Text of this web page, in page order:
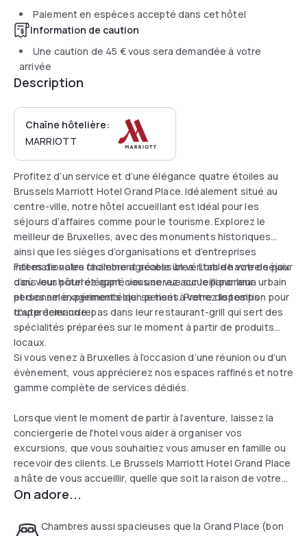
Paiement en espèces accepté dans cet hôtel
Information de caution
Une caution de 45 €vous sera demandée à votre
arrivée
Description
Chaîne hôtelière:
MARRIOTT
Profitez d’un service et d’une élégance quatre étoiles au
Brussels Marriott Hotel Grand Place. Idéalement situé au
centre-ville, notre hôtel accueillant est idéal pour les
séjours d’affaires comme pour le tourisme. Explorez le
meilleur de Bruxelles, avec des monuments historiques
ainsi que les sièges d’organisations et d’entreprises
internationales facilement accessibles. Lors de votre séjour
dans leur hôtel élégant, vous serez accueilli par leur
personnel expérimenté qui se tient à votre disposition pour
toute demande.
Faites de votre chambre agréable un véritable havre de paix
d’où vous pourrez apprécier une vue sur le panorama urbain
et des aménagements bien pensés. Prenez le temps
d’apprécier un repas dans leur restaurant-grill qui sert des
spécialités préparées sur le moment à partir de produits
locaux.
Si vous venez à Bruxelles à l’occasion d’une réunion ou d’un
évènement, vous apprécierez nos espaces raffinés et notre
gamme complète de services dédiés.
Lorsque vient le moment de partir à l’aventure, laissez la
conciergerie de l'hotel vous aider à organiser vos
excursions, que vous souhaitiez vous amuser en famille ou
recevoir des clients. Le Brussels Marriott Hotel Grand Place
a hâte de vous accueillir, quelle que soit la raison de votre
séjour en centre-ville.
On adore...
Chambres aussi spacieuses que la Grand Place (bon